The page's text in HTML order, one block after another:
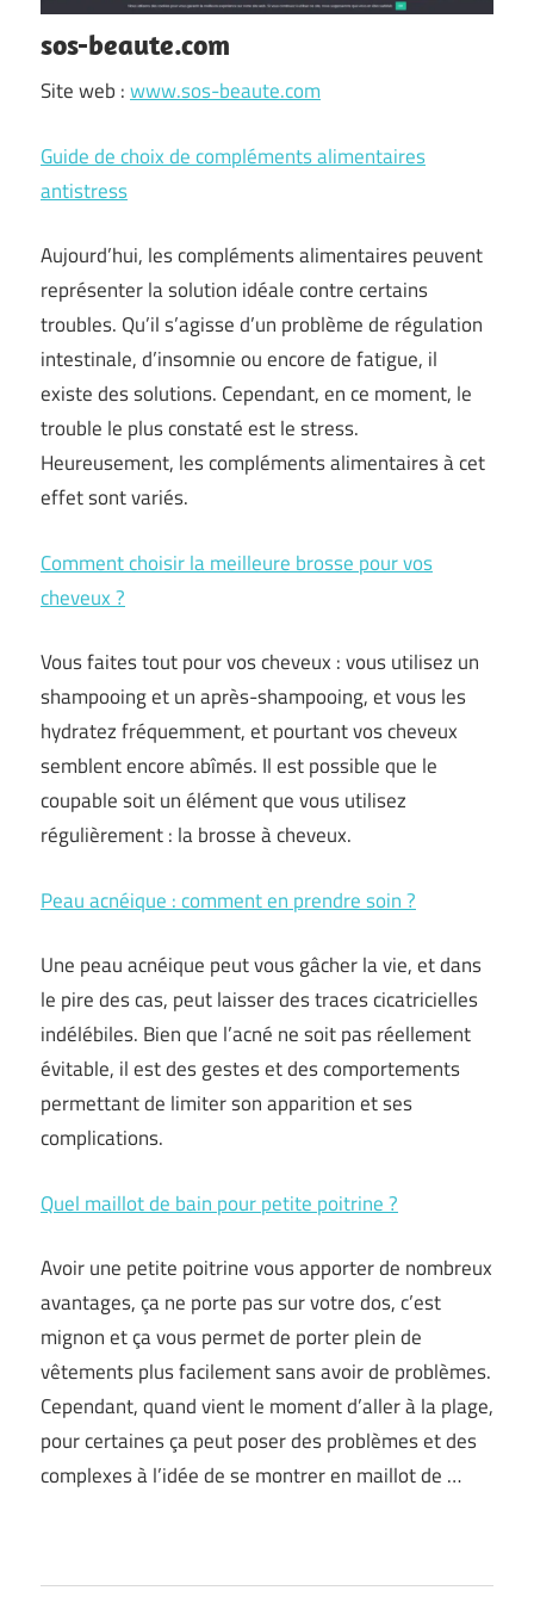
sos-beaute.com
Site web :www.sos-beaute.com
Guide de choix de compléments alimentaires
antistress
Aujourd’hui, les compléments alimentaires peuvent
représenter la solution idéale contre certains
troubles. Qu’il s’agisse d’un problème de régulation
intestinale, d’insomnie ou encore de fatigue, il
existe des solutions. Cependant, en ce moment, le
trouble le plus constaté est le stress.
Heureusement, les compléments alimentaires à cet
effet sont variés.
Comment choisir la meilleure brosse pour vos
cheveux ?
Vous faites tout pour vos cheveux : vous utilisez un
shampooing et un après-shampooing, et vous les
hydratez fréquemment, et pourtant vos cheveux
semblent encore abîmés. Il est possible que le
coupable soit un élément que vous utilisez
régulièrement : la brosse à cheveux.
Peau acnéique : comment en prendre soin ?
Une peau acnéique peut vous gâcher la vie, et dans
le pire des cas, peut laisser des traces cicatricielles
indélébiles. Bien que l’acné ne soit pas réellement
évitable, il est des gestes et des comportements
permettant de limiter son apparition et ses
complications.
Quel maillot de bain pour petite poitrine ?
Avoir une petite poitrine vous apporter de nombreux
avantages, ça ne porte pas sur votre dos, c’est
mignon et ça vous permet de porter plein de
vêtements plus facilement sans avoir de problèmes.
Cependant, quand vient le moment d’aller à la plage,
pour certaines ça peut poser des problèmes et des
complexes à l’idée de se montrer en maillot de …